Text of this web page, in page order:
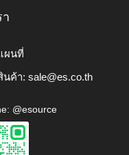
ผนที่
นค้า: sale@es.co.th
@esource